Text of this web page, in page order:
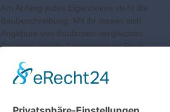
Am Anfang jedes Eigenheims steht die
Baubeschreibung. Mit ihr lassen sich
Angebote von Baufirmen vergleichen.
Sie zeigt, welche Leistungen im Preis